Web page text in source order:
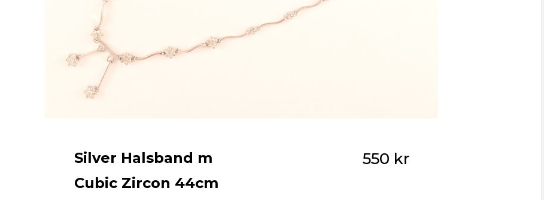
Eskilstuna Pantbank
Silver Halsband m
Cubic Zircon 44cm
550 kr